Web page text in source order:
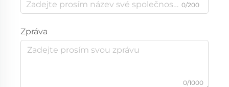
0/200
Zpráva
0/1000